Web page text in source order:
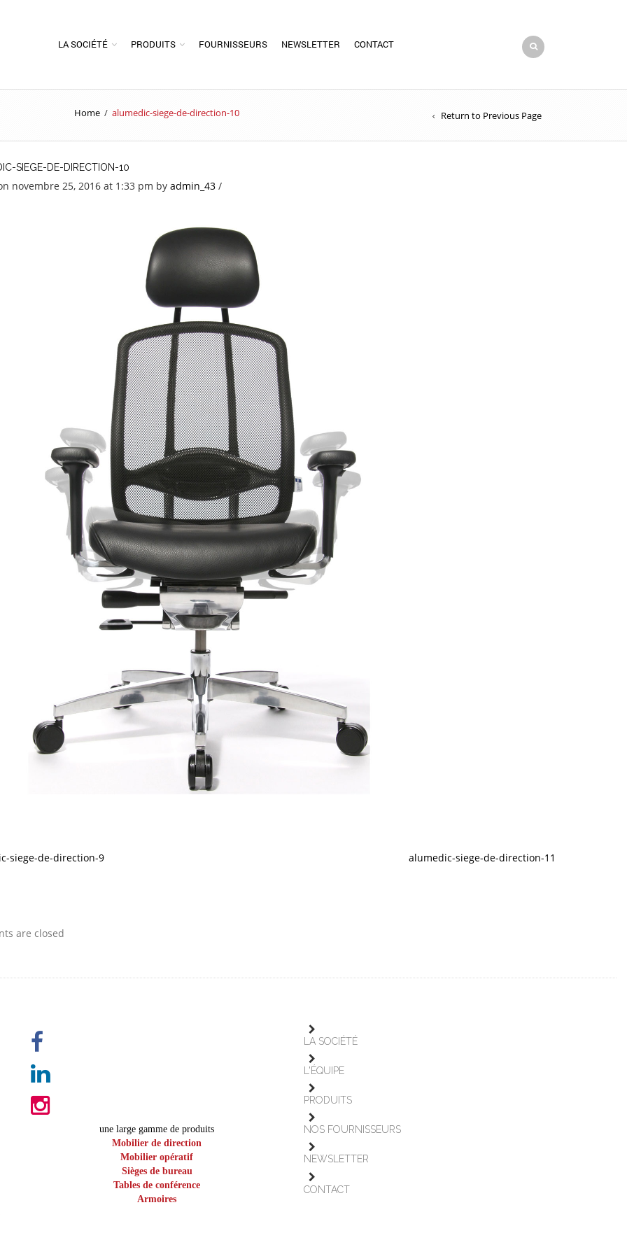
LA SOCIÉTÉ PRODUITS FOURNISSEURS NEWSLETTER CONTACT
Home / alumedic-siege-de-direction-10 Return to Previous Page
SIEGE-DE-DIRECTION-10
novembre 25, 2016 at 1:33 pm by admin_43/
siege-de-direction-9 alumedic-siege-de-direction-11
are closed
une large gamme de produits
Mobilier de direction
Mobilier opératif
Sièges de bureau
Tables de conférence
Armoires
LA SOCIÉTÉ
L'ÉQUIPE
PRODUITS
NOS FOURNISSEURS
NEWSLETTER
CONTACT